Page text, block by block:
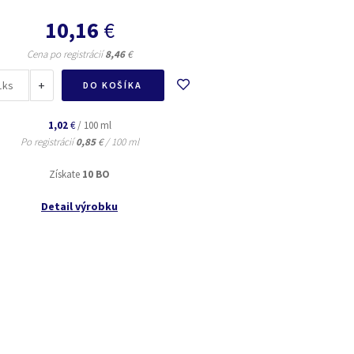
10,16 €
Cena po registrácií8,46€
ks + DO KOŠÍKA
1,02€ / 100 ml
Po registrácií0,85€ / 100 ml
Získate 10 BO
Detail výrobku